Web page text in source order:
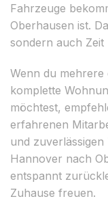
Fahrzeuge
Oberhausen ist.
sondern auch Zeit
Wenn du
komplette
möchtest,
erfahrenen
und
Hannover nach
entspannt
Zuhause freuen.